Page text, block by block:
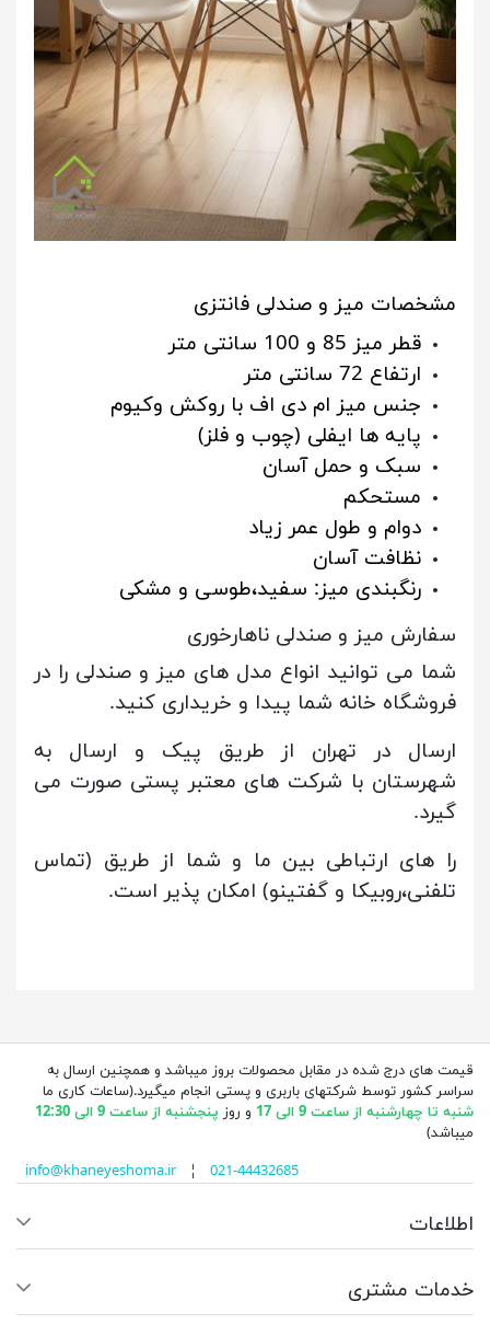
مشخصات میز و صندلی فانتزی
قطر میز 85 و 100 سانتی متر
ارتفاع 72 سانتی متر
جنس میز ام دی اف با روکش وکیوم
پایه ها ایفلی (چوب و فلز)
سبک و حمل آسان
مستحکم
دوام و طول عمر زیاد
نظافت آسان
رنگبندی میز: سفید،طوسی و مشکی
سفارش میز و صندلی ناهارخوری
شما می توانید انواع مدل های میز و صندلی را در
فروشگاه خانه شما پیدا و خریداری کنید.
ارسال در تهران از طریق پیک و ارسال به
شهرستان با شرکت های معتبر پستی صورت می
گیرد.
را های ارتباطی بین ما و شما از طریق (تماس
تلفنی،روبیکا و گفتینو) امکان پذیر است.
قیمت های درج شده در مقابل محصولات بروز میباشد و همچنین ارسال به
سراسر کشور توسط شرکتهای باربری و پستی انجام میگیرد.(ساعات کاری ما
شنبه تا چهارشنبه از ساعت 9 الی 17
و روز پنجشنبه از ساعت 9 الی 12:30
میباشد)
info@khaneyeshoma.ir¦ 021-44432685
اطلاعات
خدمات مشتری